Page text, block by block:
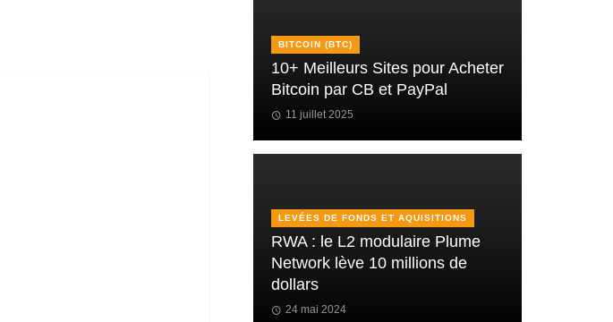
BITCOIN (BTC)
10+ Meilleurs Sites pour Acheter
Bitcoin par CB et PayPal
11 juillet 2025
LEVÉES DE FONDS ET AQUISITIONS
RWA : le L2 modulaire Plume
Network lève 10 millions de
dollars
24 mai 2024